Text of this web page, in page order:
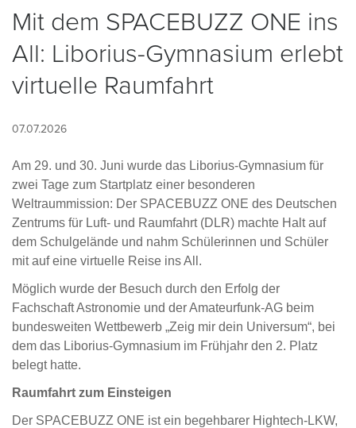
Mit dem SPACEBUZZ ONE ins
All: Liborius-Gymnasium erlebt
virtuelle Raumfahrt
07.07.2026
Am 29. und 30. Juni wurde das Liborius-Gymnasium für
zwei Tage zum Startplatz einer besonderen
Weltraummission: Der SPACEBUZZ ONE des Deutschen
Zentrums für Luft- und Raumfahrt (DLR) machte Halt auf
dem Schulgelände und nahm Schülerinnen und Schüler
mit auf eine virtuelle Reise ins All.
Möglich wurde der Besuch durch den Erfolg der
Fachschaft Astronomie und der Amateurfunk-AG beim
bundesweiten Wettbewerb „Zeig mir dein Universum“, bei
dem das Liborius-Gymnasium im Frühjahr den 2. Platz
belegt hatte.
Raumfahrt zum Einsteigen
Der SPACEBUZZ ONE ist ein begehbarer Hightech-LKW,